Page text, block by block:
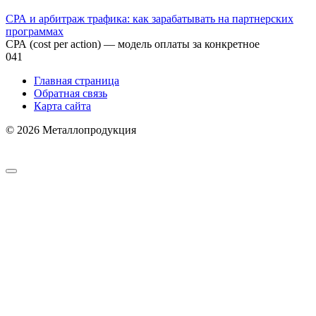
СРА и арбитраж трафика: как зарабатывать на партнерских
программах
СРА (cost per action) — модель оплаты за конкретное
041
Главная страница
Обратная связь
Карта сайта
© 2026 Металлопродукция